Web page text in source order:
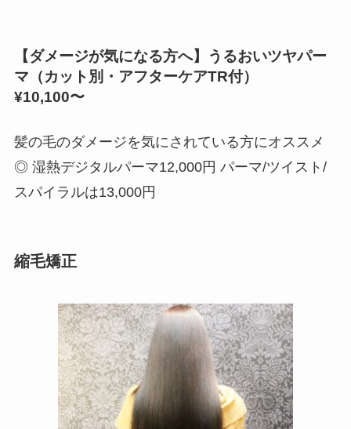
【ダメージが気になる方へ】うるおいツヤパー
マ（カット別・アフターケアTR付）
¥10,100〜
髪の毛のダメージを気にされている方にオススメ
◎ 湿熱デジタルパーマ12,000円 パーマ/ツイスト/
スパイラルは13,000円
縮毛矯正